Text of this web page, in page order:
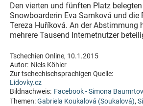
Den vierten und fünften Platz
Snowboarderin Eva Samková und die
Tereza Huříková. An der Abstimmung
mehrere Tausend Internetnutzer
Tschechien Online, 10.1.2015
Autor: Niels Köhler
Zur tschechischsprachigen Quelle:
Lidovky.cz
Bildnachweis: Facebook - Simona
Themen:Gabriela Koukalová (Soukalová),